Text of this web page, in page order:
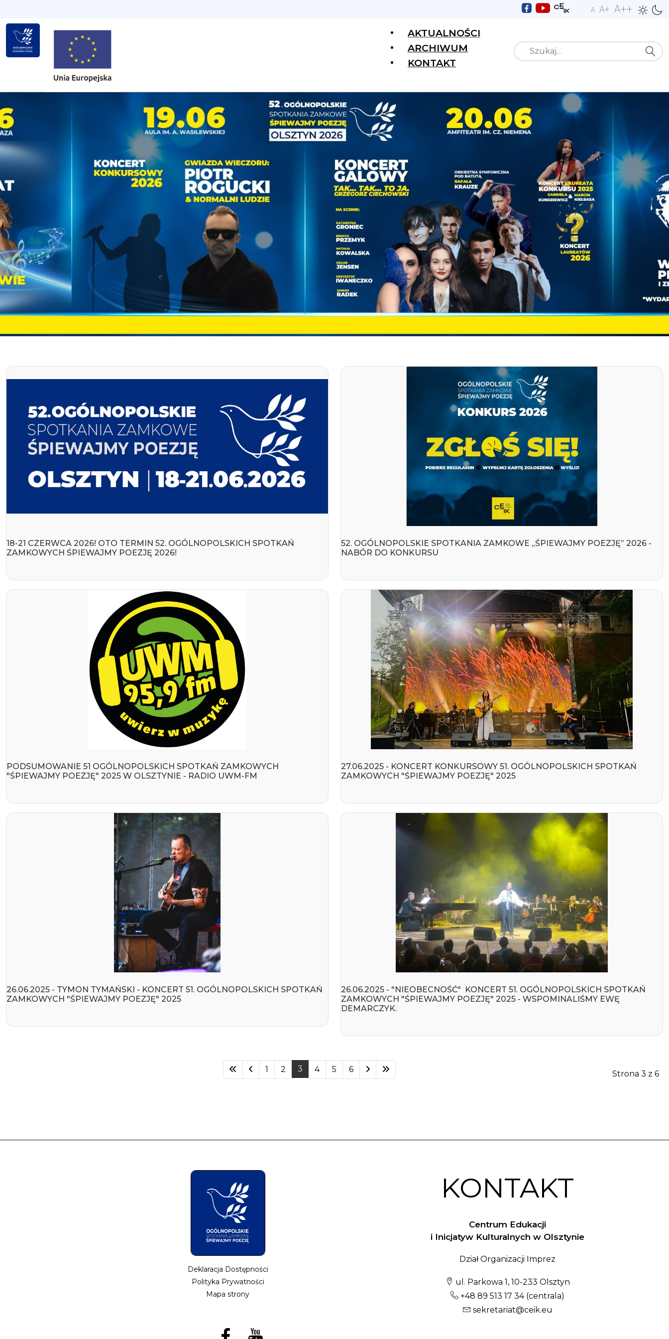
A A+ A++
AKTUALNOŚCI
ARCHIWUM
KONTAKT
Szukaj
18-21 CZERWCA 2026! OTO TERMIN 52. OGÓLNOPOLSKICH SPOTKAŃ
ZAMKOWYCH ŚPIEWAJMY POEZJĘ 2026!
52. OGÓLNOPOLSKIE SPOTKANIA ZAMKOWE „ŚPIEWAJMY POEZJĘ” 2026 -
NABÓR DO KONKURSU
PODSUMOWANIE 51 OGÓLNOPOLSKICH SPOTKAŃ ZAMKOWYCH
"ŚPIEWAJMY POEZJĘ" 2025 W OLSZTYNIE - RADIO UWM-FM
27.06.2025 - KONCERT KONKURSOWY 51. OGÓLNOPOLSKICH SPOTKAŃ
ZAMKOWYCH "ŚPIEWAJMY POEZJĘ" 2025
26.06.2025 - TYMON TYMAŃSKI - KONCERT 51. OGÓLNOPOLSKICH SPOTKAŃ
ZAMKOWYCH "ŚPIEWAJMY POEZJĘ" 2025
26.06.2025 - "NIEOBECNOŚĆ" KONCERT 51. OGÓLNOPOLSKICH SPOTKAŃ
ZAMKOWYCH "ŚPIEWAJMY POEZJĘ" 2025 - WSPOMINALIŚMY EWĘ
DEMARCZYK.
Strona 3 z 6
1 2 3 4 5 6
Deklaracja Dostępności
Polityka Prywatności
Mapa strony
KONTAKT
Centrum Edukacji
i Inicjatyw Kulturalnych w Olsztynie
Dział Organizacji Imprez
ul. Parkowa 1, 10-233 Olsztyn
+48 89 513 17 34(centrala)
sekretariat@ceik.eu